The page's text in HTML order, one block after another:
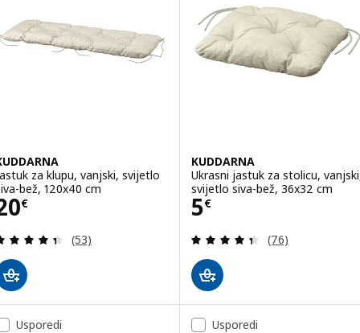
za klupu, vanjski, svijetlo
bež, 120x40 cm
€ 20€
Revizija: 4.4 od 5 zvjezdica. Ukupno recenzija:
(53)
KUDDARNA
Ukrasni jastuk za stolicu,
svijetlo siva-bež, 36x32 cm
5€
Cijena 5€
Revizija: 4.4
(76)
Usporedi Usporedi